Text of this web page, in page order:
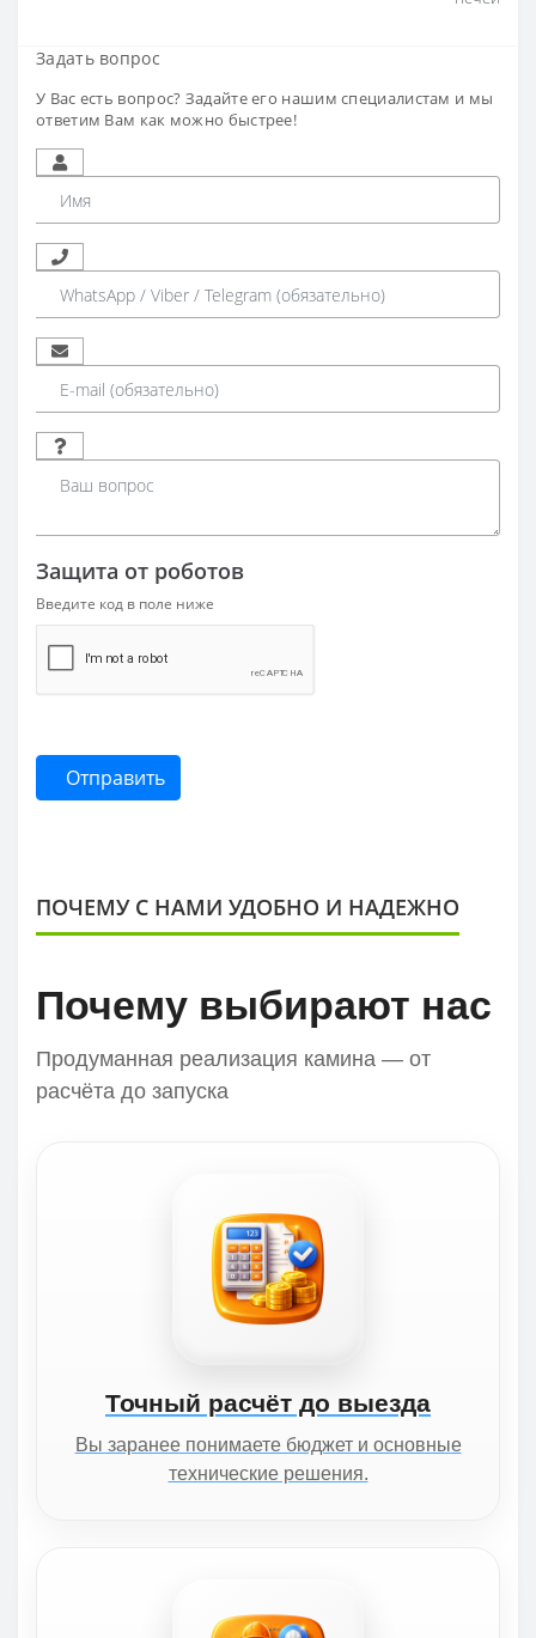
Задать вопрос
У Вас есть вопрос? Задайте его нашим специалистам и мы
ответим Вам как можно быстрее!
Защита от роботов
Введите код в поле ниже
Отправить
ПОЧЕМУ С НАМИ УДОБНО И НАДЕЖНО
Почему выбирают нас
Продуманная реализация камина — от
расчёта до запуска
Точный расчёт до выезда
Вы заранее понимаете бюджет и основные
технические решения.